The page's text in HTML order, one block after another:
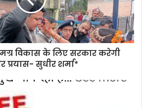
विकास के लिए सरकार करेगी
प्रयास- सुधीर शर्मा*